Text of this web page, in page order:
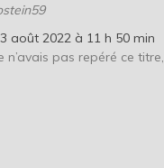
août 2022 à 11 h 50 min
n’avais pas repéré ce